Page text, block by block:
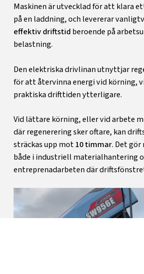
Maskinen är utvecklad för att klara
på en laddning, och levererar
effektiv driftstid beroende på
belastning.
Den elektriska drivlinan utnyttjar
för att återvinna energi vid körning,
praktiska drifttiden ytterligare.
Vid lättare körning, eller vid arbete
där regenerering sker oftare, kan
sträckas upp mot10 timmar. Det gör
både i industriell materialhantering
entreprenadarbeten där